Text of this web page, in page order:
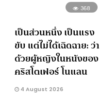
368
เป็นส่วนหนึ่ง เป็นแรง
ขับ แต่ไม่ได้เฉิดฉาย: ว่า
ด้วยผู้หญิงในหนังของ
คริสโตเฟอร์ โนแลน
4 August 2026